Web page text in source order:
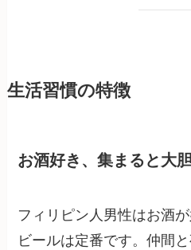
生活習慣の特徴
お酒好き、集まると大
フィリピン人男性はお酒
ビールは定番です。仲間